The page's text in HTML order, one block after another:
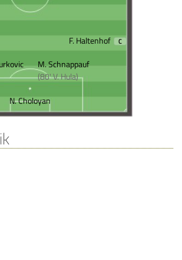
F. Haltenhof C
M. Schnappauf
(80' V. Hula)
N. Choloyan